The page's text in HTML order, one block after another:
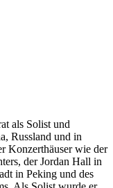
als Solist und
Russland und in
Konzerthäuser wie der
der Jordan Hall in
in Peking und des